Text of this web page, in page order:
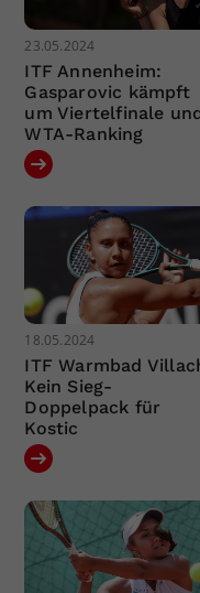
23.05.2024
ITF Annenheim:
Gasparovic kämpft
um Viertelfinale
WTA-Ranking
18.05.2024
ITF Warmbad
Kein Sieg-
Doppelpack für
Kostic